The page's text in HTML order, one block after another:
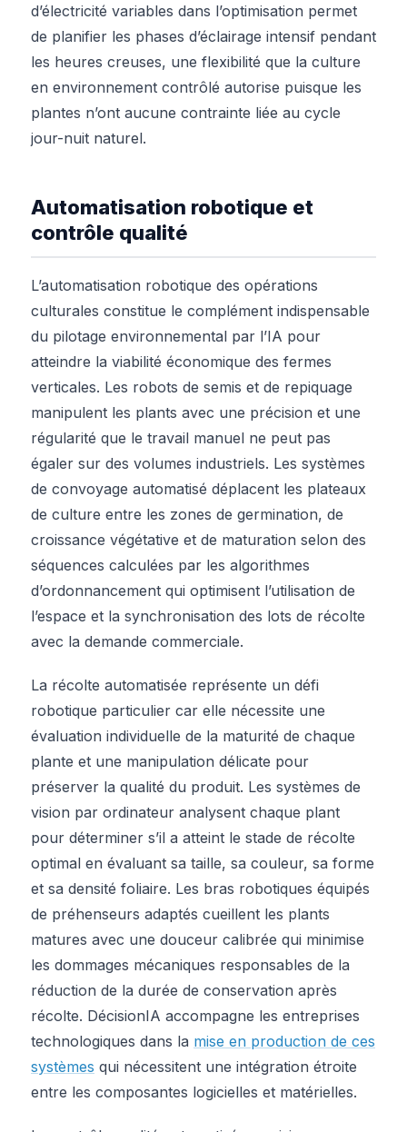
d’électricité variables dans l’optimisation permet
de planifier les phases d’éclairage intensif pendant
les heures creuses, une flexibilité que la culture
en environnement contrôlé autorise puisque les
plantes n’ont aucune contrainte liée au cycle
jour-nuit naturel.
Automatisation robotique et
contrôle qualité
L’automatisation robotique des opérations
culturales constitue le complément indispensable
du pilotage environnemental par l’IA pour
atteindre la viabilité économique des fermes
verticales. Les robots de semis et de repiquage
manipulent les plants avec une précision et une
régularité que le travail manuel ne peut pas
égaler sur des volumes industriels. Les systèmes
de convoyage automatisé déplacent les plateaux
de culture entre les zones de germination, de
croissance végétative et de maturation selon des
séquences calculées par les algorithmes
d’ordonnancement qui optimisent l’utilisation de
l’espace et la synchronisation des lots de récolte
avec la demande commerciale.
La récolte automatisée représente un défi
robotique particulier car elle nécessite une
évaluation individuelle de la maturité de chaque
plante et une manipulation délicate pour
préserver la qualité du produit. Les systèmes de
vision par ordinateur analysent chaque plant
pour déterminer s’il a atteint le stade de récolte
optimal en évaluant sa taille, sa couleur, sa forme
et sa densité foliaire. Les bras robotiques équipés
de préhenseurs adaptés cueillent les plants
matures avec une douceur calibrée qui minimise
les dommages mécaniques responsables de la
réduction de la durée de conservation après
récolte. DécisionIA accompagne les entreprises
technologiques dans la mise en production de ces
systèmes qui nécessitent une intégration étroite
entre les composantes logicielles et matérielles.